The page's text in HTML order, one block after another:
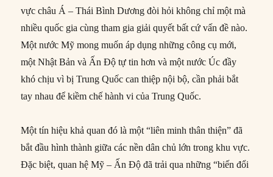
vực châu Á – Thái Bình Dương đòi hỏi không chỉ một mà
nhiều quốc gia cùng tham gia giải quyết bất cứ vấn đề nào.
Một nước Mỹ mong muốn áp dụng những công cụ mới,
một Nhật Bản và Ấn Độ tự tin hơn và một nước Úc đầy
khó chịu vì bị Trung Quốc can thiệp nội bộ, cần phải bắt
tay nhau để kiềm chế hành vi của Trung Quốc.
Một tín hiệu khả quan đó là một “liên minh thân thiện” đã
bắt đầu hình thành giữa các nền dân chủ lớn trong khu vực.
Đặc biệt, quan hệ Mỹ – Ấn Độ đã trải qua những “biến đổi